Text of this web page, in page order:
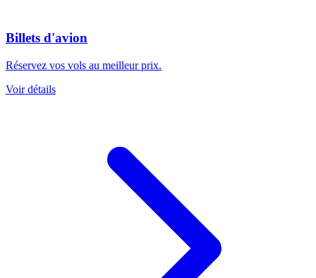
Billets d'avion
Réservez vos vols au meilleur prix.
Voir détails